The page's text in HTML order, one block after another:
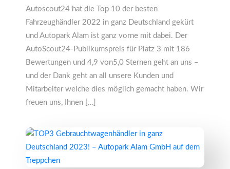
Autoscout24 hat die Top 10 der besten
Fahrzeughändler 2022 in ganz Deutschland gekürt
und Autopark Alam ist ganz vorne mit dabei. Der
AutoScout24-Publikumspreis für Platz 3 mit 186
Bewertungen und 4,9 von5,0 Sternen geht an uns –
und der Dank geht an all unsere Kunden und
Mitarbeiter welche dies möglich gemacht haben. Wir
freuen uns, Ihnen […]